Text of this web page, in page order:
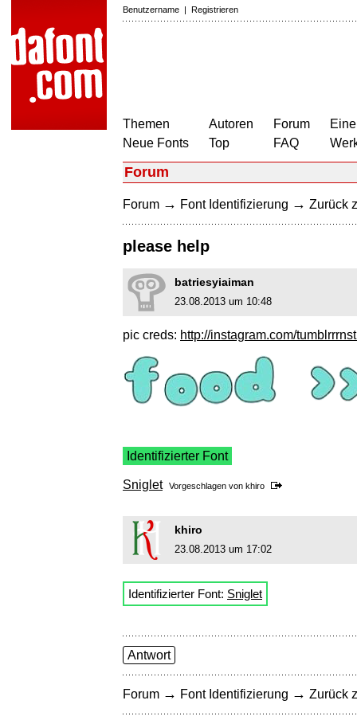
Benutzername | Registrieren
Themen
Neue Fonts
Autoren
Top
Forum
FAQ
Forum
Forum → Font Identifizierung → Zurück
please help
batriesyiaiman
23.08.2013 um 10:48
pic creds: http://instagram.com/
Identifizierter Font
Sniglet Vorgeschlagen von khiro
khiro
23.08.2013 um 17:02
Identifizierter Font: Sniglet
Antwort
Forum → Font Identifizierung → Zurück